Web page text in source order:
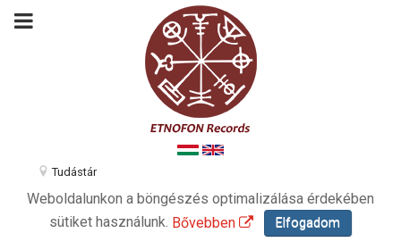
Tudástár
Weboldalunkon a böngészés optimalizálása érdekében
sütiket használunk. Bővebben Elfogadom